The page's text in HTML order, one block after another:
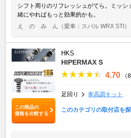
シフト周りのリフレッシュがてら。ミッシ
緒にやればもっと効果的かも。
え の み ん （愛車：スバル WRX STI）
この商品の
価格を比較する
HKS
HIPERMAX S
4.70 （
足回り 車高調キット
このカテゴリの取付店を